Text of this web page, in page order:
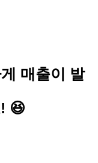
매출이 발
😆